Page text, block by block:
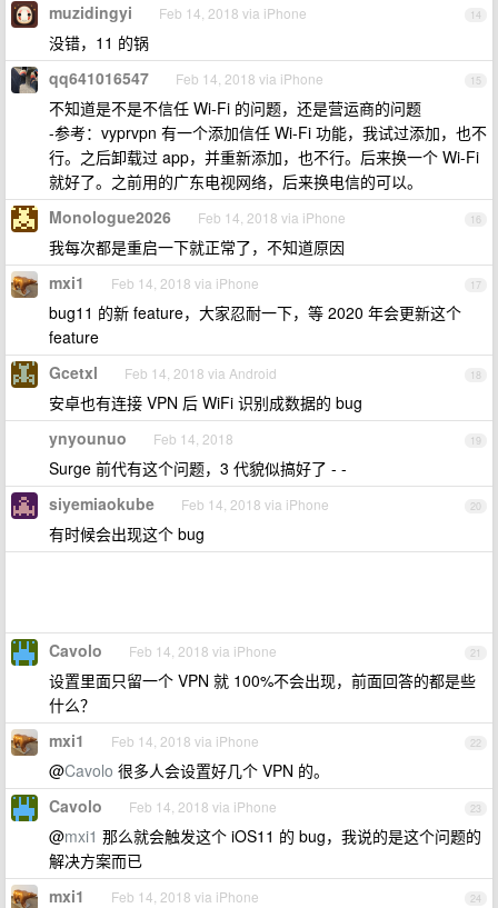
14
muzidingyi Feb 14, 2018 via iPhone
没错，11 的锅
15
qq641016547 Feb 14, 2018 via iPhone
不知道是不是不信任 Wi-Fi 的问题，还是营运商的问题
-参考：vyprvpn 有一个添加信任 Wi-Fi 功能，我试过添加，也不
行。之后卸载过 app，并重新添加，也不行。后来换一个 Wi-Fi
就好了。之前用的广东电视网络，后来换电信的可以。
16
Monologue2026 Feb 14, 2018 via iPhone
我每次都是重启一下就正常了，不知道原因
17
mxi1 Feb 14, 2018 via iPhone
bug11 的新 feature，大家忍耐一下，等 2020 年会更新这个
feature
18
Gcetxl Feb 14, 2018 via Android
安卓也有连接 VPN 后 WiFi 识别成数据的 bug
19
ynyounuo Feb 14, 2018
Surge 前代有这个问题，3 代貌似搞好了 - -
20
siyemiaokube Feb 14, 2018 via iPhone
有时候会出现这个 bug
21
Cavolo Feb 14, 2018 via iPhone
设置里面只留一个 VPN 就 100%不会出现，前面回答的都是些
什么？
22
mxi1 Feb 14, 2018 via iPhone
@Cavolo 很多人会设置好几个 VPN 的。
23
Cavolo Feb 14, 2018 via iPhone
@mxi1 那么就会触发这个 iOS11 的 bug，我说的是这个问题的
解决方案而已
24
mxi1 Feb 14, 2018 via iPhone